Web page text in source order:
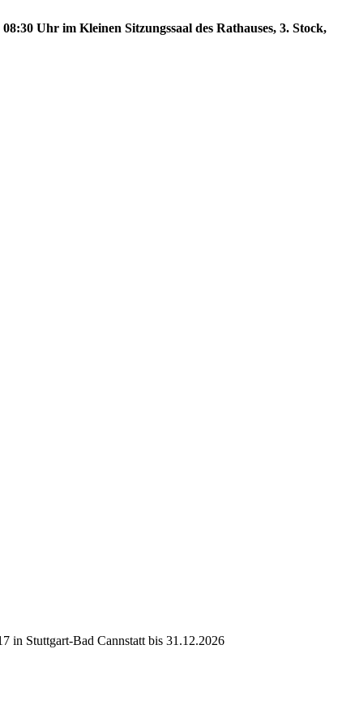
Uhr im Kleinen Sitzungssaal des Rathauses, 3. Stock,
in Stuttgart-Bad Cannstatt bis 31.12.2026